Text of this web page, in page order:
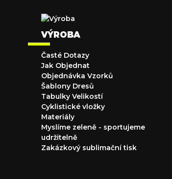
VÝROBA
Časté Dotazy
Jak Objednat
Objednávka Vzorků
Šablony Dresů
Tabulky Velikostí
Cyklistické vložky
Materiály
Myslíme zeleně - sportujeme
udržitelně
Zakázkový sublimační tisk